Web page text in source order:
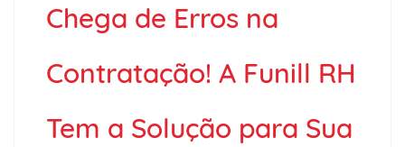
Chega de Erros na
Contratação! A Funill RH
Tem a Solução para Sua